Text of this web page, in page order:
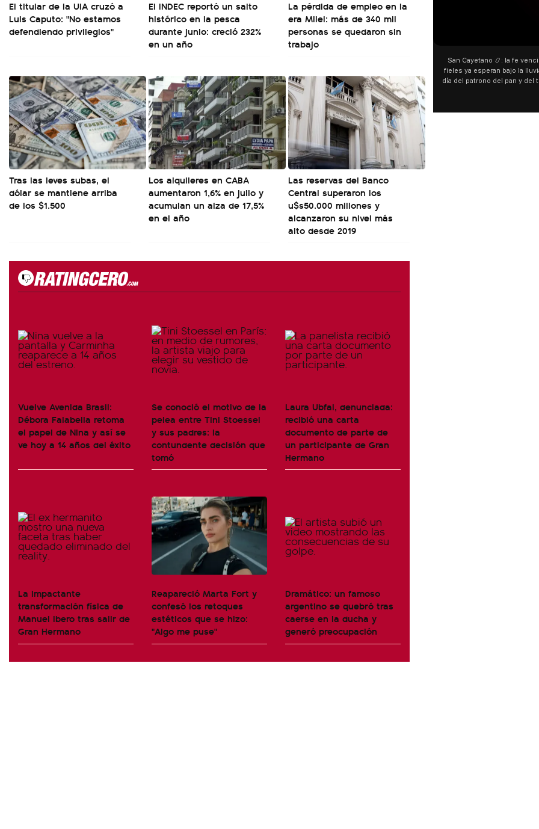
El titular de la UIA cruzó a
Luis Caputo: "No estamos
defendiendo privilegios"
El INDEC reportó un salto
histórico en la pesca
durante junio: creció 232%
en un año
La pérdida de empleo en la
era Milei: más de 340 mil
personas se quedaron sin
trabajo
Tras las leves subas, el
dólar se mantiene arriba
de los $1.500
Los alquileres en CABA
aumentaron 1,6% en julio y
acumulan un alza de 17,5%
en el año
Las reservas del Banco
Central superaron los
u$s50.000 millones y
alcanzaron su nivel más
alto desde 2019
Vuelve Avenida Brasil:
Débora Falabella retoma
el papel de Nina y así se
ve hoy a 14 años del éxito
Se conoció el motivo de la
pelea entre Tini Stoessel
y sus padres: la
contundente decisión que
tomó
Laura Ubfal, denunciada:
recibió una carta
documento de parte de
un participante de Gran
Hermano
La impactante
transformación física de
Manuel Ibero tras salir de
Gran Hermano
Reapareció Marta Fort y
confesó los retoques
estéticos que se hizo:
"Algo me puse"
Dramático: un famoso
argentino se quebró tras
caerse en la ducha y
generó preocupación
San Cayetano 📿: la fe
fieles ya esperan bajo la
día del patrono del pan y del
y pedir. 🎙️